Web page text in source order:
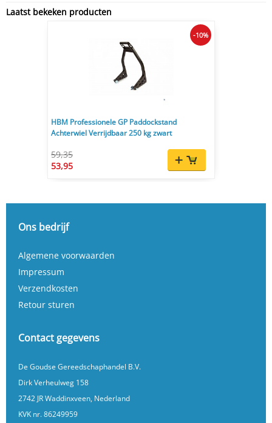
Laatst bekeken producten
HBM Professionele GP Paddockstand
Achterwiel Verrijdbaar 250 kg zwart
59,35
53,95
-10%
Ons bedrijf
Algemene voorwaarden
Impressum
Verzendkosten
Retour sturen
Contact gegevens
De Goudse Gereedschaphandel B.V.
Dirk Verheulweg 158
2742 JR Waddinxveen, Nederland
KVK nr. 86249959